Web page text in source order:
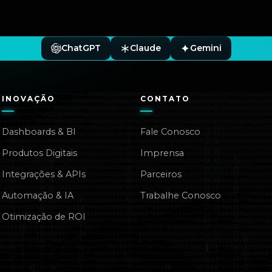
ChatGPT Claude Gemini
INOVAÇÃO
Dashboards & BI
Produtos Digitais
Integrações & APIs
Automação & IA
Otimização de ROI
CONTATO
Fale Conosco
Imprensa
Parceiros
Trabalhe Conosco